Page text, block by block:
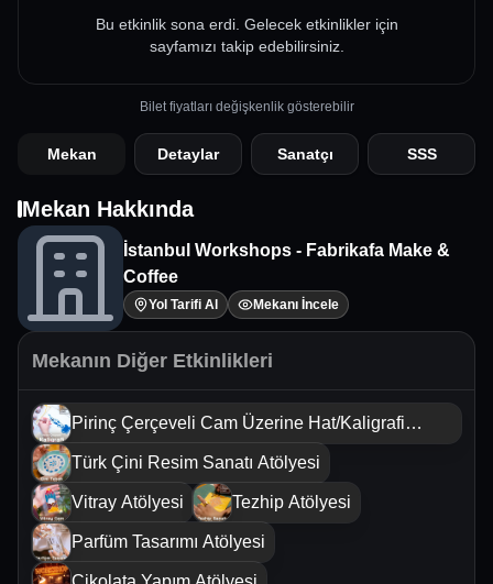
Bu etkinlik sona erdi. Gelecek etkinlikler için
sayfamızı takip edebilirsiniz.
Bilet fiyatları değişkenlik gösterebilir
Mekan Detaylar Sanatçı SSS
Mekan Hakkında
İstanbul Workshops - Fabrikafa Make &
Coffee
Yol Tarifi Al Mekanı İncele
Mekanın Diğer Etkinlikleri
Pirinç Çerçeveli Cam Üzerine Hat/Kaligrafi
Türk Çini Resim Sanatı Atölyesi
Vitray Atölyesi Tezhip Atölyesi
Parfüm Tasarımı Atölyesi